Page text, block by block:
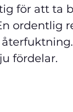
för att ta
ordentlig
fördelar.